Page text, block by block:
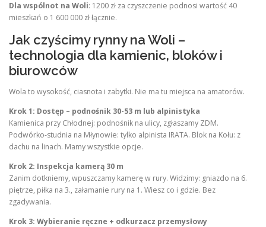
Dla wspólnot na Woli: 1200 zł za czyszczenie podnosi wartość 40
mieszkań o 1 600 000 zł łącznie.
Jak czyścimy rynny na Woli –
technologia dla kamienic, bloków i
biurowców
Wola to wysokość, ciasnota i zabytki. Nie ma tu miejsca na amatorów.
Krok 1: Dostęp – podnośnik 30-53 m lub alpinistyka
Kamienica przy Chłodnej: podnośnik na ulicy, zgłaszamy ZDM.
Podwórko-studnia na Młynowie: tylko alpinista IRATA. Blok na Kołu: z
dachu na linach. Mamy wszystkie opcje.
Krok 2: Inspekcja kamerą 30 m
Zanim dotkniemy, wpuszczamy kamerę w rury. Widzimy: gniazdo na 6.
piętrze, piłka na 3., załamanie rury na 1. Wiesz co i gdzie. Bez
zgadywania.
Krok 3: Wybieranie ręczne + odkurzacz przemysłowy